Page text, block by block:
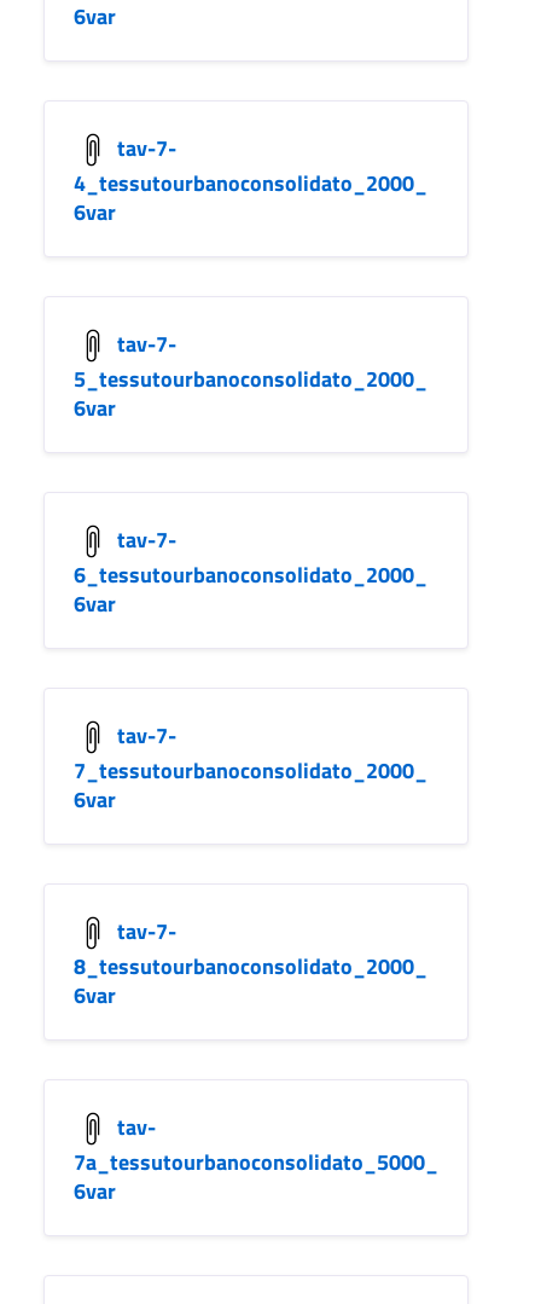
6var
tav-7-
4_tessutourbanoconsolidato_2000_
6var
tav-7-
5_tessutourbanoconsolidato_2000_
6var
tav-7-
6_tessutourbanoconsolidato_2000_
6var
tav-7-
7_tessutourbanoconsolidato_2000_
6var
tav-7-
8_tessutourbanoconsolidato_2000_
6var
tav-
7a_tessutourbanoconsolidato_5000_
6var